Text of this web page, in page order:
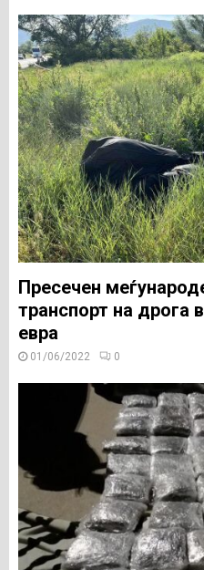
Пресечен
транспорт на дрога
евра
01/06/2022 0